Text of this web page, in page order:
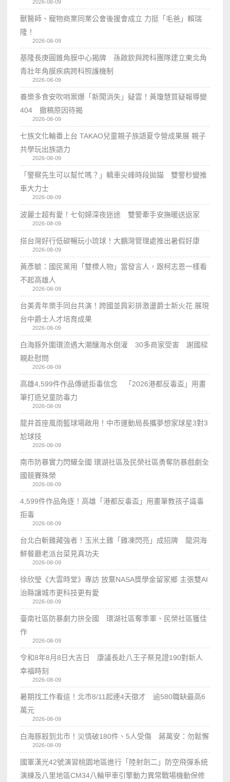
2026-08-09
獸醫師、寵物商業同業公會後援會成立 力挺「毛爸」賴瑞
隆！
2026-08-09
基隆長庚圓錐角膜中心揭牌 孫啟欽與跨科團隊建立東北角
青壯年角膜疾病跨科照護機制
2026-08-09
養樂多食安吹哨案爆「新聞消失」疑雲！黃瓊慧質疑報導變
404 撤稿原因待揭
2026-08-09
七族文化輪番上台 TAKAO兒童親子族語夏令營成果展 親子
共學玩出族語力
2026-08-09
「警察先生可以幫忙嗎？」轎車尖峰時段拋錨 雙警秒變推
車大力士
2026-08-09
波麗士超有愛！七旬婦深夜迷途 雙警牽手安撫暖送返家
2026-08-09
搭台灣好行低碳暢玩小琉球！大鵬灣管理處推出暑假好康
2026-08-09
黃彥毓：國民黨用「雙標人物」當發言人，跟柯志恩一樣看
不起高雄人
2026-08-09
台美青年樂手同台共演！跨國並肩彩排激盪爵士新火花 展現
台中爵士人才培育成果
2026-08-09
白海豚外圍環流遇大潮釀海水倒灌 30多商家受害 謝國樑
親赴慰問
2026-08-09
高雄4,599件作品傳遞拒毒信念 「2026港都反毒盃」用畫
筆打造兒童防毒力
2026-08-09
龍井首座風雨籃球場啟用！中市運動局長攜夢想家球星3對3
尬球技
2026-08-09
南市防暴實力閃耀全國 環湖社區及民榮社區勇奪防暴戲劇全
國競賽殊榮
2026-08-09
4,599件作品角逐！高雄「港都反毒盃」用畫筆教孩子識毒
拒毒
2026-08-09
台北白斬雞藏強者！玉米土雞「雞凍閃亮」成招牌 龍洞海
鮮餐廳老派台菜見真功夫
2026-08-09
徐欣瑩《大雲時堂》專訪 放棄NASA獎學金留家鄉 主張雙AI
治縣讓城市更科技更有愛
2026-08-09
臺南社區防暴劇力拚全國 環湖社區奪季軍、民榮社區獲佳
作
2026-08-09
令和8年8月8日大吉日 康議長赴八王子祭見證190對新人
幸福時刻
2026-08-09
暑期找工作看這！北市8/11起連4天徵才 逾580職缺最高6
萬元
2026-08-09
白海豚殺到北市！災情破180件、5人受傷 蔣萬安：勿鬆懈
2026-08-09
國軍漢光42號演習桃園地區進行「陸射劍二」防空飛彈系統
演練及八里地區CM34八輪甲車引擎動力異常戰場機動保修